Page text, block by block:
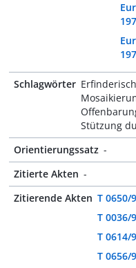
Schlagwörter
Stützung
Orientierungssatz -
Zitierte Akten -
Zitierende Akten T 0650/
T 0036/
T 0614/
T 0656/